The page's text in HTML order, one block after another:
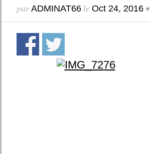
par ADMINAT66le Oct 24, 2016•